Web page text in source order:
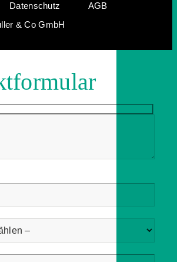
Datenschutz
AGB
& Co GmbH